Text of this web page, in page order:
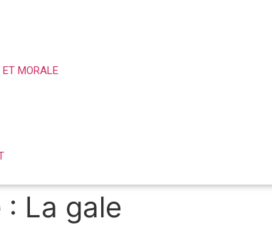
MORALE
La gale